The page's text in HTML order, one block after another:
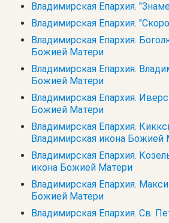
Владимирская Епархия.
Владимирская Епархия.
Владимирская Епархия.
Божией Матери
Владимирская Епархия.
Божией Матери
Владимирская Епархия.
Божией Матери
Владимирская Епархия.
Владимирская икона Божией
Владимирская Епархия.
икона Божией Матери
Владимирская Епархия.
Божией Матери
Владимирская Епархия. Св.